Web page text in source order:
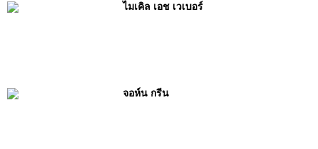
ไมเคิล เอช เวเบอร์
จอห์น กรีน